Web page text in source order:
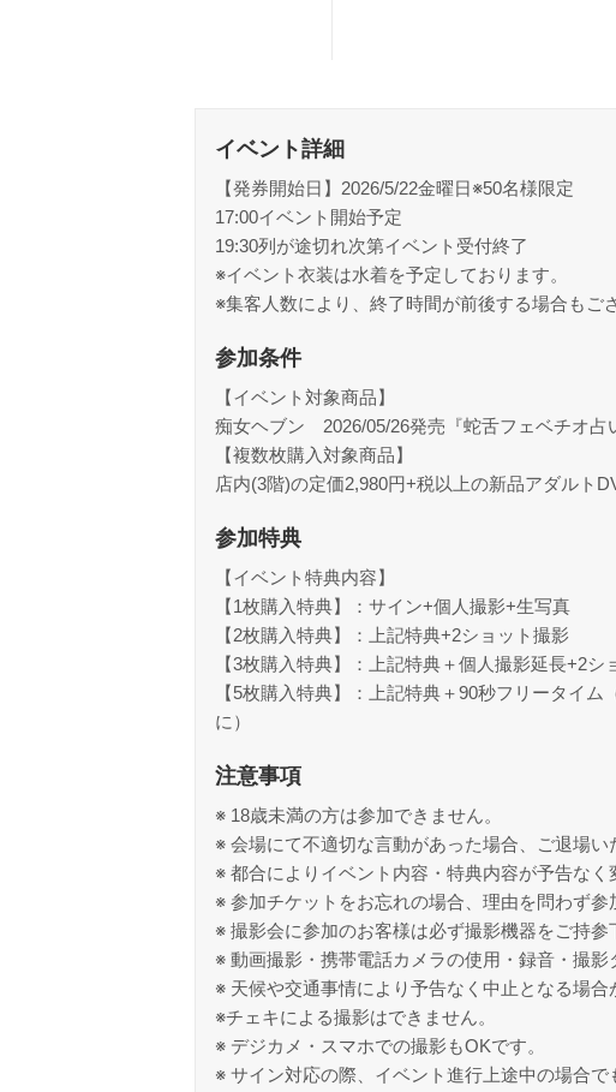
イベント詳細
【発券開始日】2026/5/22金曜日※50名様限定
17:00イベント開始予定
19:30列が途切れ次第イベント受付終了
※イベント衣装は水着を予定しております。
※集客人数により、終了時間が前後する場合もご
参加条件
【イベント対象商品】
痴女ヘブン 2026/05/26発売『蛇舌フェベチオ占
【複数枚購入対象商品】
店内(3階)の定価2,980円+税以上の新品アダルト
参加特典
【イベント特典内容】
【1枚購入特典】：サイン+個人撮影+生写真
【2枚購入特典】：上記特典+2ショット撮影
【3枚購入特典】：上記特典＋個人撮影延長+2
【5枚購入特典】：上記特典＋90秒フリータイ
に）
注意事項
※ 18歳未満の方は参加できません。
※ 会場にて不適切な言動があった場合、ご退場い
※ 都合によりイベント内容・特典内容が予告なく
※ 参加チケットをお忘れの場合、理由を問わず参
※ 撮影会に参加のお客様は必ず撮影機器をご持参
※ 動画撮影・携帯電話カメラの使用・録音・撮影
※ 天候や交通事情により予告なく中止となる場合
※チェキによる撮影はできません。
※ デジカメ・スマホでの撮影もOKです。
※ サイン対応の際、イベント進行上途中の場合